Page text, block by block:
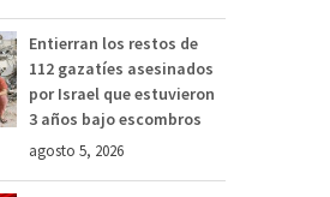
Entierran los restos de
112 gazatíes asesinados
por Israel que estuvieron
3 años bajo escombros
agosto 5, 2026